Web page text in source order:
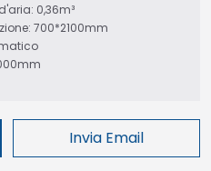
0,36m³
700*2100mm
Invia Email